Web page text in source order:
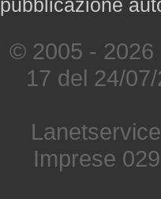
pubblicazione
© 2005 -
17 del 24/
Imprese